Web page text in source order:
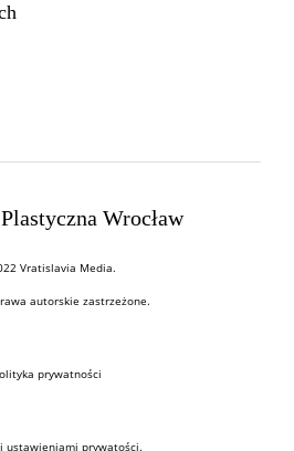
Wrocław
Vratislavia Media.
autorskie zastrzeżone.
prywatności
ustawieniami prywatości.